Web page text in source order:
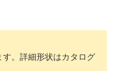
63mm）は500mm/s）
。詳細形状はカタログ